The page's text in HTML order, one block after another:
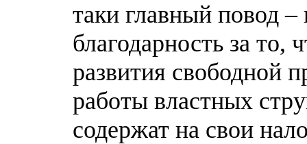
таки главный повод
благодарность за то,
развития свободной
работы властных
содержат на свои